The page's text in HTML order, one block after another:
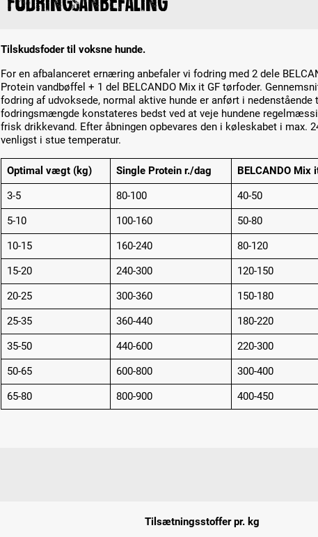
Tilskudsfoder til voksne hunde.
For en afbalanceret ernæring anbefaler vi fodring med 2 dele
Protein vandbøffel + 1 del BELCANDO Mix it GF tørfoder.
fodring af udvoksede, normal aktive hunde er anført i nedenstående
fodringsmængde konstateres bedst ved at veje hundene
frisk drikkevand. Efter åbningen opbevares den i køleskabet i max.
venligst i stue temperatur.
Optimal vægt (kg) Single Protein r./dag
BELCANDO Mix
3-5
80-100
40-50
5-10
100-160
50-80
10-15
160-240
80-120
15-20
240-300
120-150
20-25
300-360
150-180
25-35
360-440
180-220
35-50
440-600
220-300
50-65
600-800
300-400
65-80
800-900 400-450
Tilsætningsstoffer pr. kg